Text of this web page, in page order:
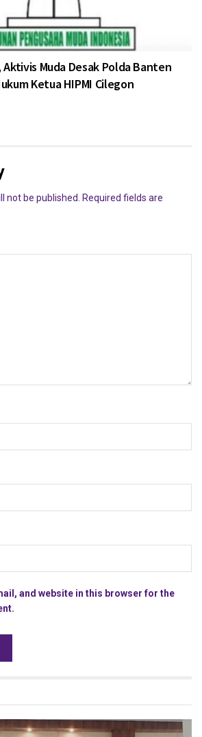
Aktivis Muda Desak Polda Banten
Ketua HIPMI Cilegon
not be published. Required fields are
and website in this browser for the